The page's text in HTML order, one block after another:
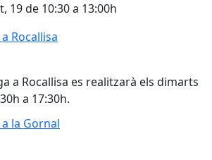
19 de 10:30 a 13:00h
Rocallisa
Rocallisa
a Rocallisa es realitzarà els dimarts
a 17:30h.
la Gornal
la Gornal